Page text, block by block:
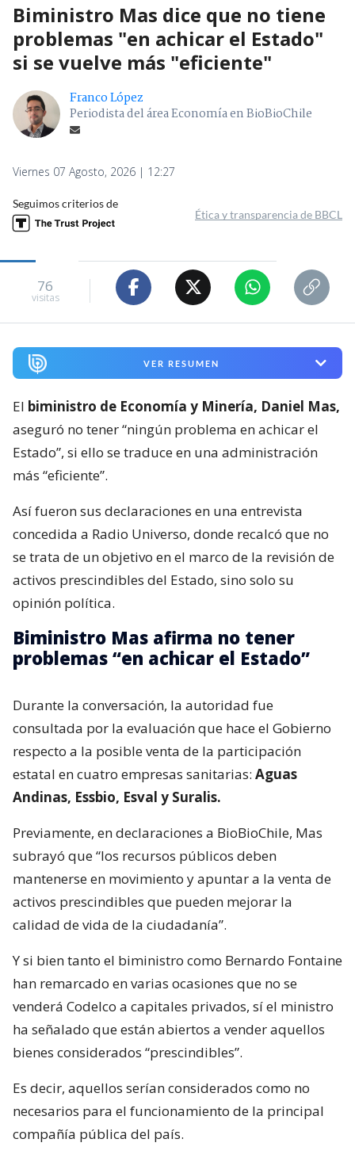
Biministro Mas dice que no tiene
problemas "en achicar el Estado"
si se vuelve más "eficiente"
Franco López
Periodista del área Economía en BioBioChile
Viernes 07 Agosto, 2026 | 12:27
Seguimos criterios de
Ética y transparencia de BBCL
76
visitas
VER RESUMEN
El biministro de Economía y Minería, Daniel Mas,
aseguró no tener “ningún problema en achicar el
Estado”, si ello se traduce en una administración
más “eficiente”.
Así fueron sus declaraciones en una entrevista
concedida a Radio Universo, donde recalcó que no
se trata de un objetivo en el marco de la revisión de
activos prescindibles del Estado, sino solo su
opinión política.
Biministro Mas afirma no tener
problemas “en achicar el Estado”
Durante la conversación, la autoridad fue
consultada por la evaluación que hace el Gobierno
respecto a la posible venta de la participación
estatal en cuatro empresas sanitarias: Aguas
Andinas, Essbio, Esval y Suralis.
Previamente, en declaraciones a BioBioChile, Mas
subrayó que “los recursos públicos deben
mantenerse en movimiento y apuntar a la venta de
activos prescindibles que pueden mejorar la
calidad de vida de la ciudadanía”.
Y si bien tanto el biministro como Bernardo Fontaine
han remarcado en varias ocasiones que no se
venderá Codelco a capitales privados, sí el ministro
ha señalado que están abiertos a vender aquellos
bienes considerados “prescindibles”.
Es decir, aquellos serían considerados como no
necesarios para el funcionamiento de la principal
compañía pública del país.